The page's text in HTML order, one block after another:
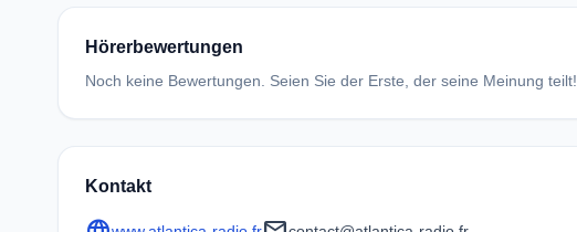
Hörerbewertungen
Noch keine Bewertungen. Seien Sie der Erste, der seine Meinung teilt!
Kontakt